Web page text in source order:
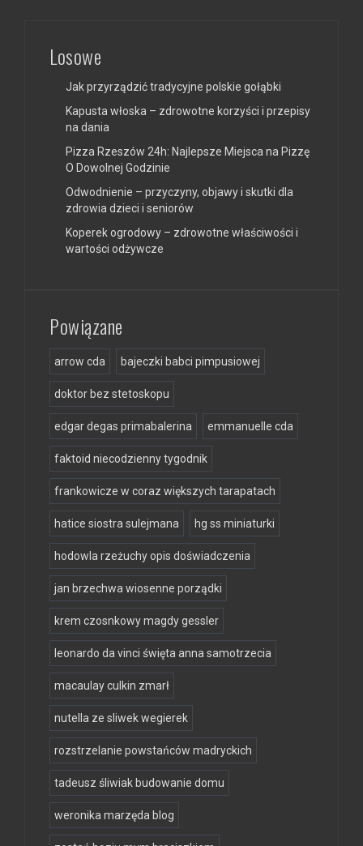
Losowe
Jak przyrządzić tradycyjne polskie gołąbki
Kapusta włoska – zdrowotne korzyści i przepisy
na dania
Pizza Rzeszów 24h: Najlepsze Miejsca na Pizzę
O Dowolnej Godzinie
Odwodnienie – przyczyny, objawy i skutki dla
zdrowia dzieci i seniorów
Koperek ogrodowy – zdrowotne właściwości i
wartości odżywcze
Powiązane
arrow cda bajeczki babci pimpusiowej
doktor bez stetoskopu
edgar degas primabalerina emmanuelle cda
faktoid niecodzienny tygodnik
frankowicze w coraz większych tarapatach
hatice siostra sulejmana hg ss miniaturki
hodowla rzeżuchy opis doświadczenia
jan brzechwa wiosenne porządki
krem czosnkowy magdy gessler
leonardo da vinci święta anna samotrzecia
macaulay culkin zmarł
nutella ze sliwek wegierek
rozstrzelanie powstańców madryckich
tadeusz śliwiak budowanie domu
weronika marzęda blog